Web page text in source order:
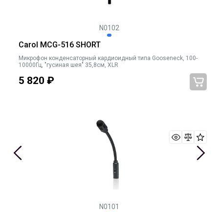
N0102
Carol MCG-516 SHORT
Микрофон конденсаторный кардиоидный типа Gooseneck, 100-
10000Гц, "гусиная шея" 35,8cм, XLR
5 820 ₽
N0101